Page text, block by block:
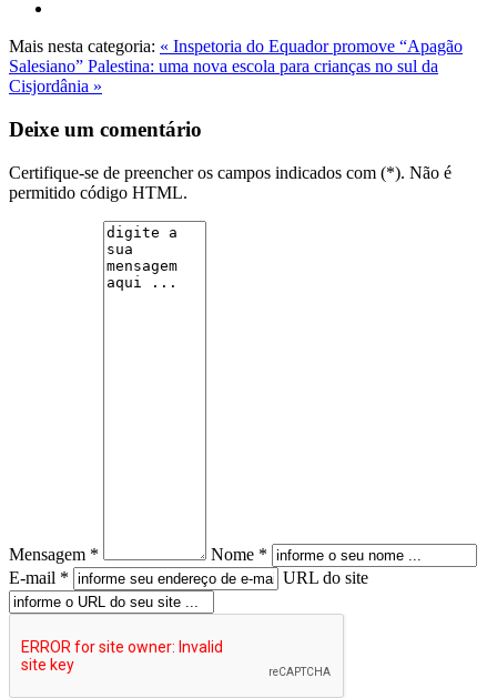
Mais nesta categoria: « Inspetoria do Equador promove “Apagão
Salesiano” Palestina: uma nova escola para crianças no sul da
Cisjordânia »
Deixe um comentário
Certifique-se de preencher os campos indicados com (*). Não é
permitido código HTML.
Mensagem *
Nome *
E-mail *
URL do site